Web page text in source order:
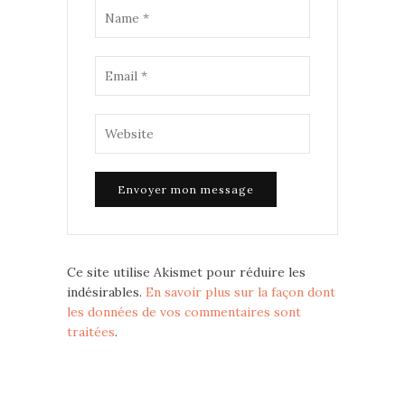
Ce site utilise Akismet pour réduire les
indésirables. En savoir plus sur la façon dont
les données de vos commentaires sont
traitées.